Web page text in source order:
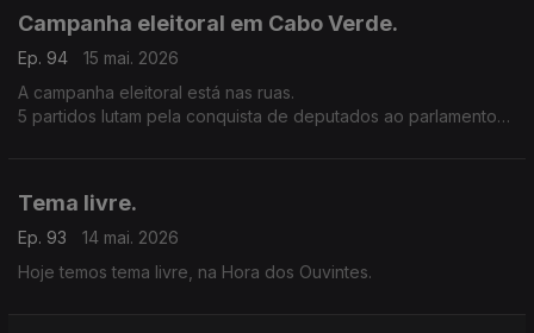
Campanha eleitoral em Cabo Verde.
Ep. 94
15 mai. 2026
A campanha eleitoral está nas ruas.
5 partidos lutam pela conquista de deputados ao parlamento
Tema livre.
Ep. 93
14 mai. 2026
Hoje temos tema livre, na Hora dos Ouvintes.